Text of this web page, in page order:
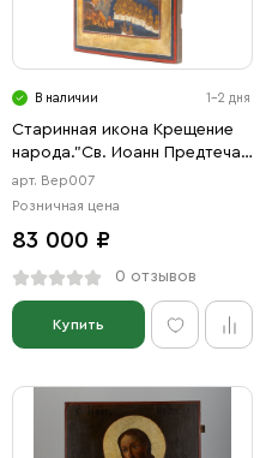
В наличии 1-2 дня
Старинная икона Крещение
народа."Св. Иоанн Предтеча
Ангел пустыни, с житием"
арт. Вер007
Розничная цена
83 000 ₽
0 отзывов
Купить